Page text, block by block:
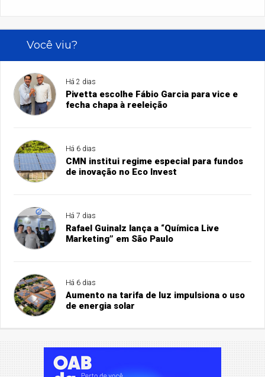
Você viu?
Há 2 dias
Pivetta escolhe Fábio Garcia para vice e
fecha chapa à reeleição
Há 6 dias
CMN institui regime especial para fundos
de inovação no Eco Invest
Há 7 dias
Rafael Guinalz lança a “Química Live
Marketing” em São Paulo
Há 6 dias
Aumento na tarifa de luz impulsiona o uso
de energia solar